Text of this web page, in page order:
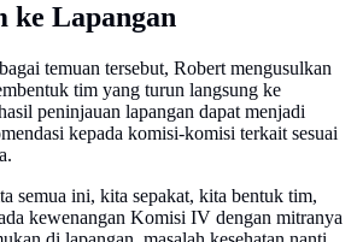
ke Lapangan
temuan tersebut, Robert mengusulkan
tim yang turun langsung ke
peninjauan lapangan dapat menjadi
kepada komisi-komisi terkait sesuai
semua ini, kita sepakat, kita bentuk tim,
kewenangan Komisi IV dengan mitranya